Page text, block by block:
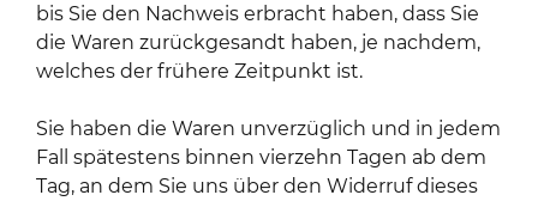
bis Sie den Nachweis erbracht haben, dass Sie
die Waren zurückgesandt haben, je nachdem,
welches der frühere Zeitpunkt ist.
Sie haben die Waren unverzüglich und in jedem
Fall spätestens binnen vierzehn Tagen ab dem
Tag, an dem Sie uns über den Widerruf dieses